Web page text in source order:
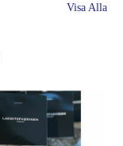
Visa Alla